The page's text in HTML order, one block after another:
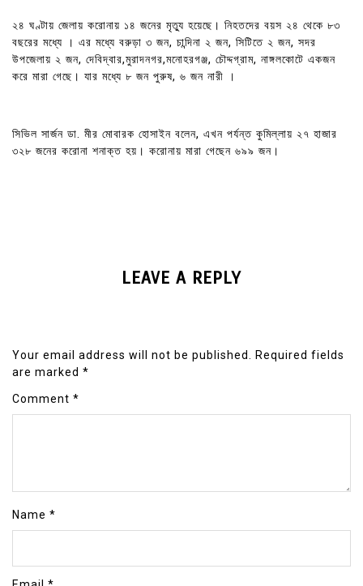
২৪ ঘণ্টায় জেলায় করোনায় ১৪ জনের মৃত্যু হয়েছে। নিহতদের বয়স ২৪ থেকে ৮৩
বছরের মধ্যে । এর মধ্যে বরুড়া ৩ জন, চান্দিনা ২ জন, সিটিতে ২ জন, সদর
উপজেলায় ২ জন, দেবিদ্বার,মুরাদনগর,মনোহরগঞ্জ, চৌদ্দগ্রাম, নাঙ্গলকোটে একজন
করে মারা গেছে। যার মধ্যে ৮ জন পুরুষ, ৬ জন নারী ।
সিভিল সার্জন ডা. মীর মোবারক হোসাইন বলেন, এখন পর্যন্ত কুমিল্লায় ২৭ হাজার
৩২৮ জনের করোনা শনাক্ত হয়। করোনায় মারা গেছেন ৬৯৯ জন।
LEAVE A REPLY
Your email address will not be published.
Required fields
are marked *
Comment *
Name *